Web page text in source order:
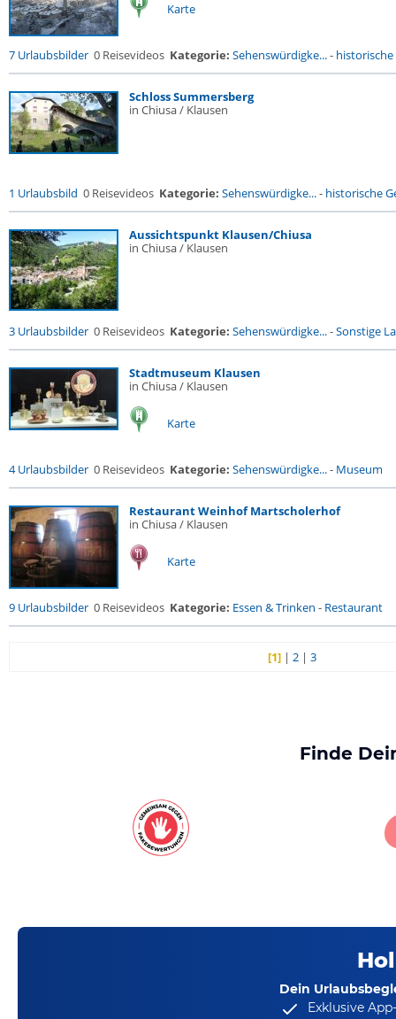
Karte
7 Urlaubsbilder 0 Reisevideos Kategorie: Sehenswürdigke...- historische
Schloss Summersberg
in Chiusa / Klausen
1 Urlaubsbild 0 Reisevideos Kategorie: Sehenswürdigke...- historische
Aussichtspunkt Klausen/Chiusa
in Chiusa / Klausen
3 Urlaubsbilder 0 Reisevideos Kategorie: Sehenswürdigke...-Sonstige
Stadtmuseum Klausen
in Chiusa / Klausen
Karte
4 Urlaubsbilder 0 Reisevideos Kategorie: Sehenswürdigke...- Museum
Restaurant Weinhof Martscholerhof
in Chiusa / Klausen
Karte
9 Urlaubsbilder 0 Reisevideos Kategorie: Essen & Trinken - Restaurant
[1] |2 |3
Finde
Dein
Exklusive